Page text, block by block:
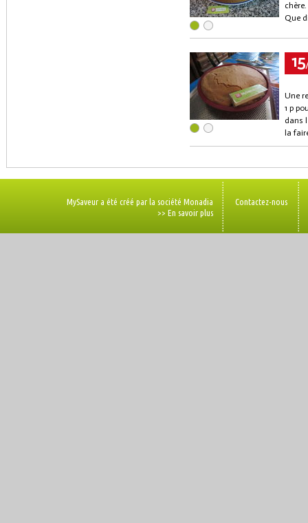
Que
15
Une
1 p
dans
la
MySaveur a été créé par la société Monadia
>> En savoir plus
Contactez-nous